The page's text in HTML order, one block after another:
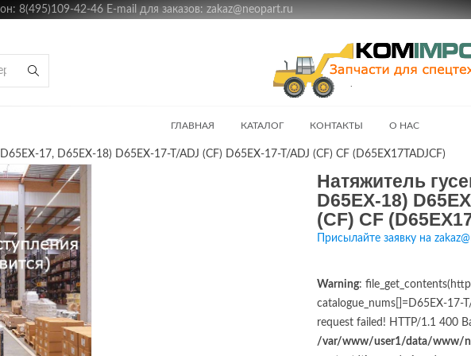
8(495)109-42-46 E-mail для заказов: zakaz@neopart.ru
ГЛАВНАЯ КАТАЛОГ КОНТАКТЫ О НАС
17, D65EX-18) D65EX-17-T/ADJ (CF) D65EX-17-T/ADJ (CF) CF (D65EX17TADJCF)
Натяжитель
D65EX-18)
(CF) CF
Присылайте заявку на
Warning:
catalogue_nums[]=D65EX-17-
request failed! HTTP/1.1 400
/var/www/user1/data/www/